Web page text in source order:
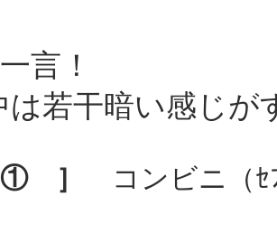
言！
は若干暗い感じが
① ］
コンビニ（ｾ